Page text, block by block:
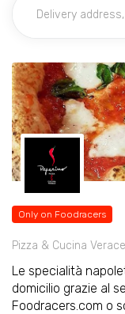
Only on Foodracers
Pizza & Cucina Verace
Le specialità
domicilio grazie al
Foodracers.com o